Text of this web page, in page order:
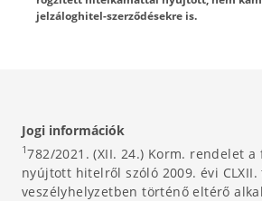
jelzáloghitel-szerződésekre is.
Jogi információk
1782/2021. (XII. 24.) Korm. rendelet a
nyújtott hitelről szóló 2009. évi CLXII.
veszélyhelyzetben történő eltérő